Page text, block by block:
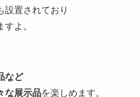
設置されており
よ。
など
な展示品を楽しめます。